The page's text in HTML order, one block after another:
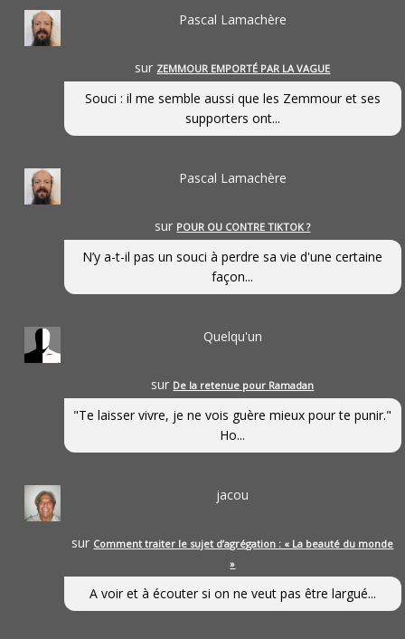
Pascal Lamachère
sur ZEMMOUR EMPORTÉ PAR LA VAGUE
Souci : il me semble aussi que les Zemmour et ses
supporters ont...
Pascal Lamachère
sur POUR OU CONTRE TIKTOK ?
N’y a-t-il pas un souci à perdre sa vie d'une certaine
façon...
Quelqu'un
sur De la retenue pour Ramadan
"Te laisser vivre, je ne vois guère mieux pour te punir."
Ho...
jacou
sur Comment traiter le sujet d’agrégation : « La beauté du monde
»
A voir et à écouter si on ne veut pas être largué...